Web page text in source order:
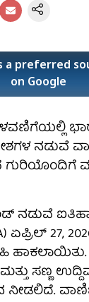
a preferred
on Google
ನಡುವೆ
ಗುರಿಯೊಂದಿಗೆ
ನಡುವೆ
ಏಪ್ರಿಲ್ 27,
ಹಾಕಲಾಯಿತು.
ಸಣ್ಣ